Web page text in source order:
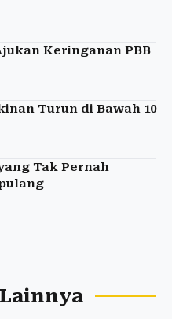
Keringanan PBB
Turun di Bawah 10
Tak Pernah